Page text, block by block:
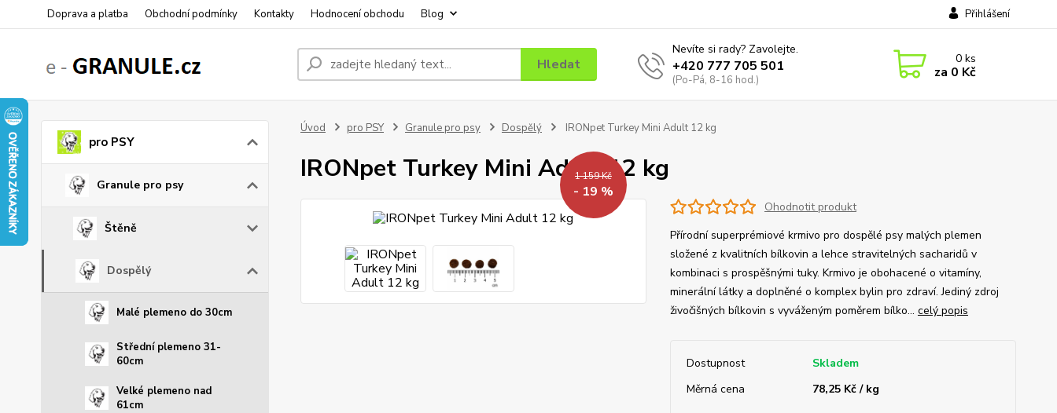
Doprava a platba Obchodní podmínky Kontakty Hodnocení obchodu Blog Přihlášení
Hledat
Nevíte si rady? Zavolejte.
+420 777 705 501
(Po-Pá, 8-16 hod.)
0ks
za 0 Kč
pro PSY
Granule pro psy
Štěně
Dospělý
Malé plemeno do 30cm
Střední plemeno 31-
60cm
Velké plemeno nad
61cm
Úvod pro PSY Granule pro psy Dospělý IRONpet Turkey Mini Adult 12 kg
IRONpet Turkey Mini Adult 12 kg
1 159 Kč
- 19 %
Ohodnotit produkt
Přírodní superprémiové krmivo pro dospělé psy malých plemen
složené z kvalitních bílkovin a lehce stravitelných sacharidů v
kombinaci s prospěšnými tuky. Krmivo je obohacené o vitamíny,
minerální látky a doplněné o komplex bylin pro zdraví. Jediný zdroj
živočišných bílkovin s vyváženým poměrem bílko... celý popis
Dostupnost
Skladem
Měrná cena
78,25 Kč / kg